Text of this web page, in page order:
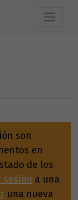
son
en
de los
sesión a una
una nueva